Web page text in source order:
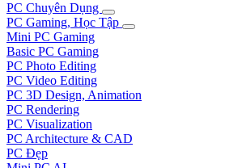
PC Chuyên Dụng
PC Gaming, Học Tập
Mini PC Gaming
Basic PC Gaming
PC Photo Editing
PC Video Editing
PC 3D Design, Animation
PC Rendering
PC Visualization
PC Architecture & CAD
PC Đẹp